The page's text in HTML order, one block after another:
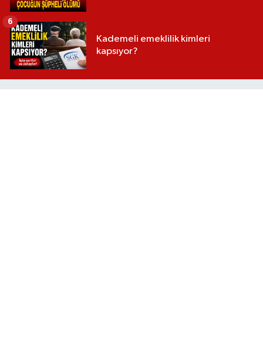
Kademeli emeklilik kimleri
kapsıyor?
6